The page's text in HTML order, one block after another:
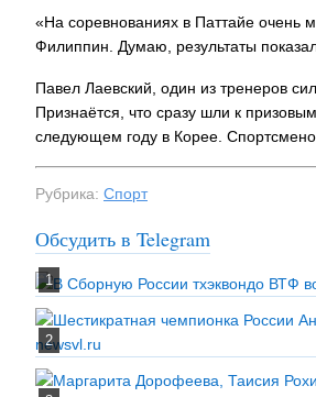
«На соревнованиях в Паттайе очень
Филиппин. Думаю, результаты
Павел Лаевский, один из тренеров
Признаётся, что сразу шли к
следующем году в Корее.
Рубрика: Спорт
Обсудить в Telegram